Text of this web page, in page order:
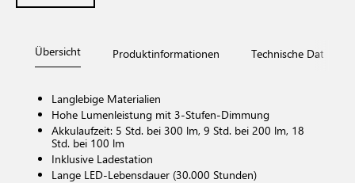
Übersicht Produktinformationen Technische Daten
Langlebige Materialien
Hohe Lumenleistung mit 3-Stufen-Dimmung
Akkulaufzeit: 5 Std. bei 300 lm, 9 Std. bei 200 lm, 18
Std. bei 100 lm
Inklusive Ladestation
Lange LED-Lebensdauer (30.000 Stunden)